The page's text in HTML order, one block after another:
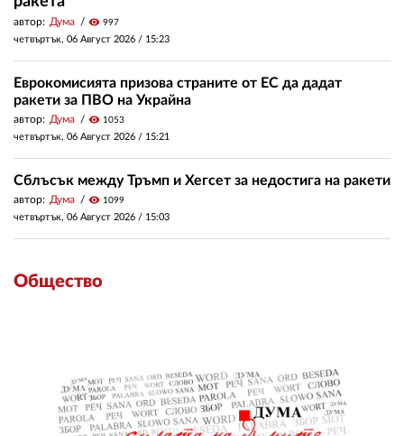
автор: Дума visibility 997
четвъртък, 06 Август 2026 / 15:23
Еврокомисията призова страните от ЕС да дадат
ракети за ПВО на Украйна
автор: Дума visibility 1053
четвъртък, 06 Август 2026 / 15:21
Сблъсък между Тръмп и Хегсет за недостига на ракети
автор: Дума visibility 1099
четвъртък, 06 Август 2026 / 15:03
Общество